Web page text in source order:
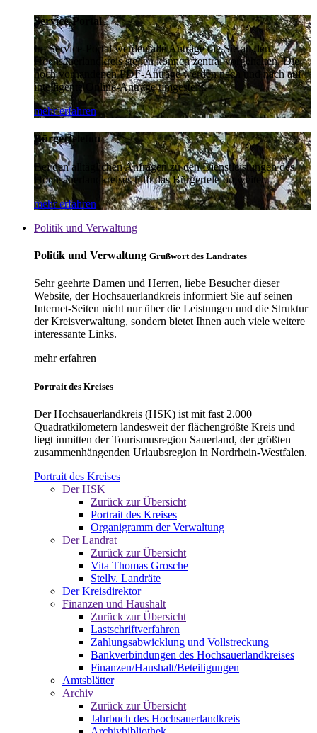
Service-Portal
Im Service-Portal werden alle Anträge die Sie an den
Hochsauerlandkreis stellen können zentral vorgehalten. Die
noch vorhandenen PDF-Anträge werden nach und nach auf
intelligente Online-Anträge umgestellt.
mehr erfahren
Bürgertelefon
Bei den alltäglichen Anfragen zu den Dienstleistungen des
Hochsauerlandkreises hilft das Bürgertelefon weiter.
mehr erfahren
Politik und Verwaltung
Politik und Verwaltung Grußwort des Landrates
Sehr geehrte Damen und Herren, liebe Besucher dieser
Website, der Hochsauerlandkreis informiert Sie auf seinen
Internet-Seiten nicht nur über die Leistungen und die Struktur
der Kreisverwaltung, sondern bietet Ihnen auch viele weitere
interessante Links.
mehr erfahren
Portrait des Kreises
Der Hochsauerlandkreis (HSK) ist mit fast 2.000
Quadratkilometern landesweit der flächengrößte Kreis und
liegt inmitten der Tourismusregion Sauerland, der größten
zusammenhängenden Urlaubsregion in Nordrhein-Westfalen.
Portrait des Kreises
Der HSK
Zurück zur Übersicht
Portrait des Kreises
Organigramm der Verwaltung
Der Landrat
Zurück zur Übersicht
Vita Thomas Grosche
Stellv. Landräte
Der Kreisdirektor
Finanzen und Haushalt
Zurück zur Übersicht
Lastschriftverfahren
Zahlungsabwicklung und Vollstreckung
Bankverbindungen des Hochsauerlandkreises
Finanzen/Haushalt/Beteiligungen
Amtsblätter
Archiv
Zurück zur Übersicht
Jahrbuch des Hochsauerlandkreis